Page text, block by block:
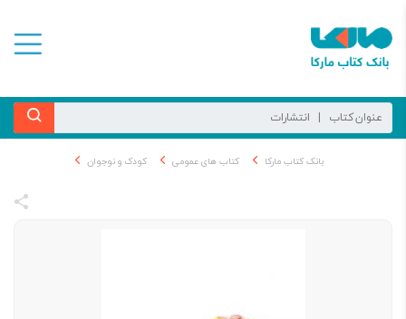
بانک کتاب مارکا کتاب های عمومی کودک و نوجوان